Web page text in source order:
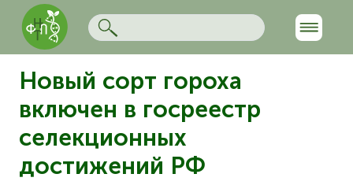
Новый сорт гороха
включен в госреестр
селекционных
достижений РФ